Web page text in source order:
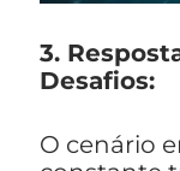
3.
Desafios:
O cenário